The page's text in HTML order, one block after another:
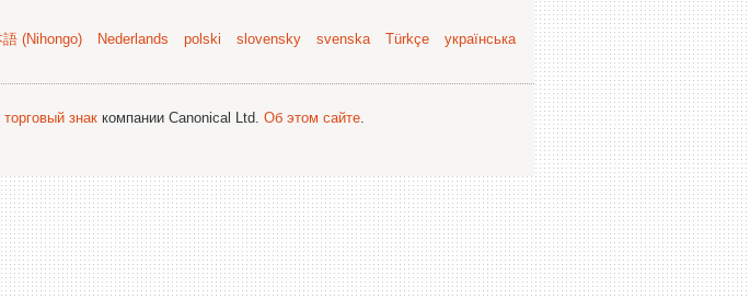
語 (Nihongo) Nederlands polski slovensky svenska Türkçe
українська
торговый знак компании Canonical Ltd. Об этом сайте.